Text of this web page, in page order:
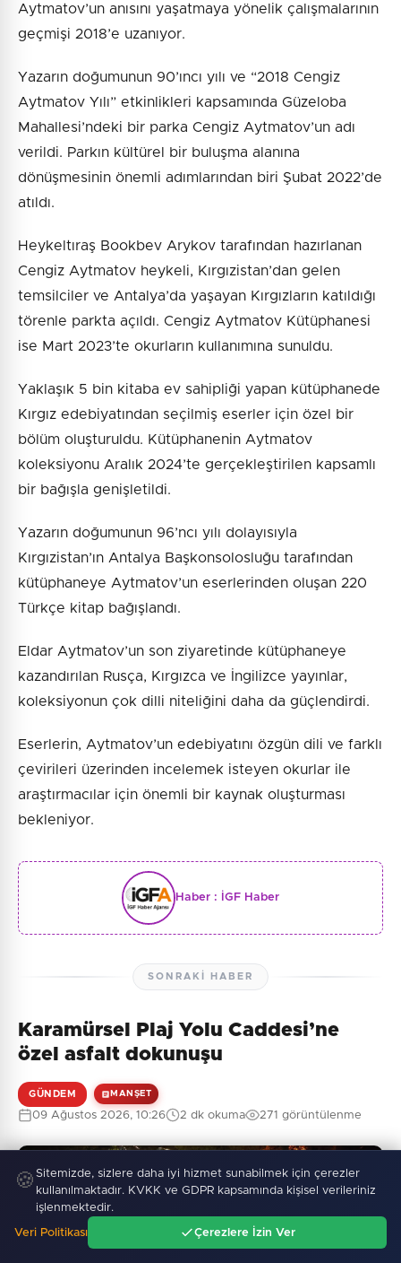
Aytmatov’un anısını yaşatmaya yönelik çalışmalarının
geçmişi 2018’e uzanıyor.
Yazarın doğumunun 90’ıncı yılı ve “2018 Cengiz
Aytmatov Yılı” etkinlikleri kapsamında Güzeloba
Mahallesi’ndeki bir parka Cengiz Aytmatov’un adı
verildi. Parkın kültürel bir buluşma alanına
dönüşmesinin önemli adımlarından biri Şubat 2022’de
atıldı.
Heykeltıraş Bookbev Arykov tarafından hazırlanan
Cengiz Aytmatov heykeli, Kırgızistan’dan gelen
temsilciler ve Antalya’da yaşayan Kırgızların katıldığı
törenle parkta açıldı. Cengiz Aytmatov Kütüphanesi
ise Mart 2023’te okurların kullanımına sunuldu.
Yaklaşık 5 bin kitaba ev sahipliği yapan kütüphanede
Kırgız edebiyatından seçilmiş eserler için özel bir
bölüm oluşturuldu. Kütüphanenin Aytmatov
koleksiyonu Aralık 2024’te gerçekleştirilen kapsamlı
bir bağışla genişletildi.
Yazarın doğumunun 96’ncı yılı dolayısıyla
Kırgızistan’ın Antalya Başkonsolosluğu tarafından
kütüphaneye Aytmatov’un eserlerinden oluşan 220
Türkçe kitap bağışlandı.
Eldar Aytmatov’un son ziyaretinde kütüphaneye
kazandırılan Rusça, Kırgızca ve İngilizce yayınlar,
koleksiyonun çok dilli niteliğini daha da güçlendirdi.
Eserlerin, Aytmatov’un edebiyatını özgün dili ve farklı
çevirileri üzerinden incelemek isteyen okurlar ile
araştırmacılar için önemli bir kaynak oluşturması
bekleniyor.
Haber : İGF Haber
SONRAKI HABER
Karamürsel Plaj Yolu Caddesi’ne
özel asfalt dokunuşu
GÜNDEM MANŞET
09 Ağustos 2026, 10:26 2 dk okuma 271 görüntülenme
🍪 Sitemizde, sizlere daha iyi hizmet sunabilmek için çerezler
kullanılmaktadır. KVKK ve GDPR kapsamında kişisel verileriniz
işlenmektedir.
Veri Politikası Çerezlere İzin Ver
Gündem Ara Menü